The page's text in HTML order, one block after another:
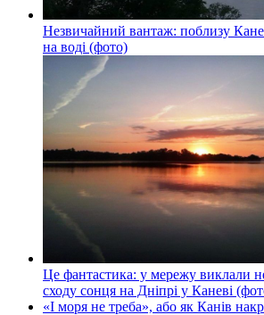
Незвичайний вантаж: поблизу
на воді (фото)
Це фантастика: у мережу виклали
сходу сонця на Дніпрі у Каневі
«І моря не треба», або як Канів